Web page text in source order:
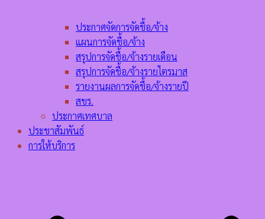
ประกาศจัดการจัดชื้อ/จ้าง
แผนการจัดชื้อ/จ้าง
สรุปการจัดชื้อ/จ้างรายเดือน
สรุปการจัดชื้อ/จ้างรายไตรมาส
รายงานผลการจัดชื้อ/จ้างรายปี
สขร.
ประกาศเทศบาล
ประชาสัมพันธ์
การให้บริการ